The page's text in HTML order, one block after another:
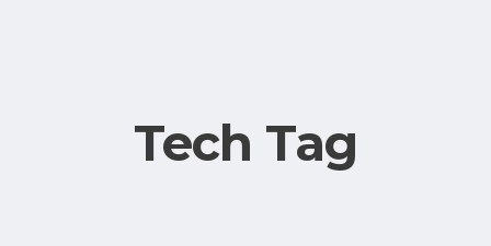
Tech Tag